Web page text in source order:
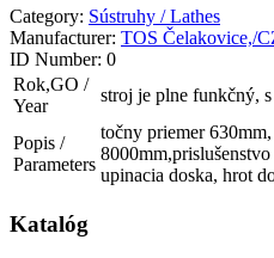
Category: Sústruhy / Lathes
Manufacturer: TOS Čelakovice,/
ID Number: 0
Rok,GO /
Year
stroj je plne funkčný,
Popis /
Parameters
točny priemer
upinacia doska, hrot
Katalóg